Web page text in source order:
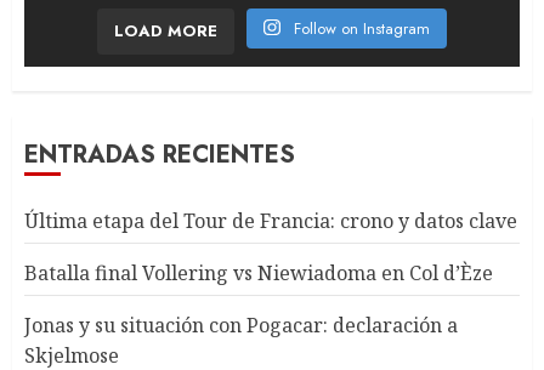
LOAD MORE Follow on Instagram
ENTRADAS RECIENTES
Última etapa del Tour de Francia: crono y datos clave
Batalla final Vollering vs Niewiadoma en Col d’Èze
Jonas y su situación con Pogacar: declaración a
Skjelmose